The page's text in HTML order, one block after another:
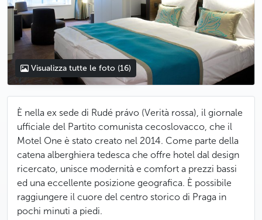
Visualizza tutte le foto (16)
È nella ex sede di Rudé právo (Verità rossa), il giornale
ufficiale del Partito comunista cecoslovacco, che il
Motel One è stato creato nel 2014. Come parte della
catena alberghiera tedesca che offre hotel dal design
ricercato, unisce modernità e comfort a prezzi bassi
ed una eccellente posizione geografica. È possibile
raggiungere il cuore del centro storico di Praga in
pochi minuti a piedi.